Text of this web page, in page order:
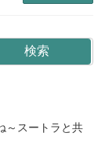
検索
～スートラと共